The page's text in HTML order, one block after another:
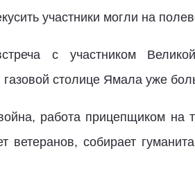
участники могли на
с участником
столице Ямала уже
работа прицепщиком на
ветеранов, собирает